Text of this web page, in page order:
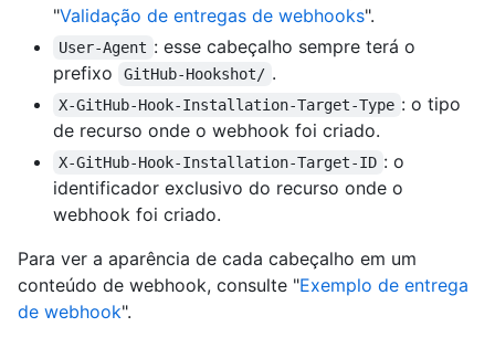
"Validação de entregas de webhooks".
User-Agent : esse cabeçalho sempre terá o
prefixo
GitHub-Hookshot/ .
X-GitHub-Hook-Installation-Target-Type : o tipo
de recurso onde o webhook foi criado.
X-GitHub-Hook-Installation-Target-ID : o
identificador exclusivo do recurso onde o
webhook foi criado.
Para ver a aparência de cada cabeçalho em um
conteúdo de webhook, consulte "Exemplo de entrega
de webhook".